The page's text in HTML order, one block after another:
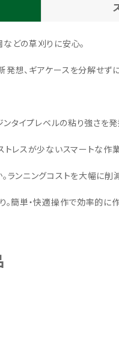
どの草刈りに安心。
想、ギアケースを分解せず
タイプレベルの粘り強さを発
レスが少ないスマートな作
ンニングコストを大幅に削
簡単・快適操作で効率的に作